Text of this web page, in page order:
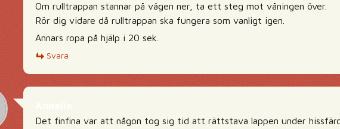
Om rulltrappan stannar på vägen ner, ta ett steg mot våningen över.
Rör dig vidare då rulltrappan ska fungera som vanligt igen.
Annars ropa på hjälp i 20 sek.
Svara
Det finfina var att någon tog sig tid att rättstava lappen under